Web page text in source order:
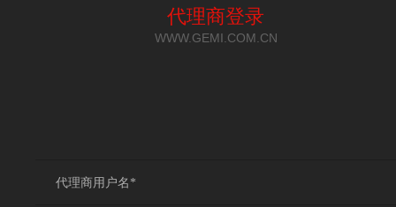
代理商登录
WWW.GEMI.COM.CN
代理商用户名*